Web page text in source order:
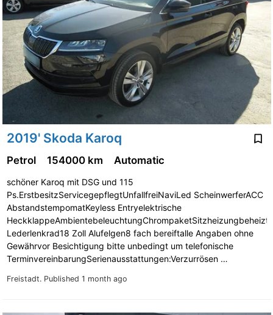
2019' Skoda Karoq
Freistadt. Published 1 month ago
Petrol 154000 km Automatic
schöner Karoq mit DSG und 115
Ps.ErstbesitzServicegepflegtUnfallfreiNaviLed ScheinwerferACC
AbstandstempomatKeyless Entryelektrische
Lederlenkrad18 Zoll Alufelgen8 fach bereiftalle Angaben ohne
Gewährvor Besichtigung bitte unbedingt um telefonische
TerminvereinbarungSerienausstattungen:Verzurrösen …